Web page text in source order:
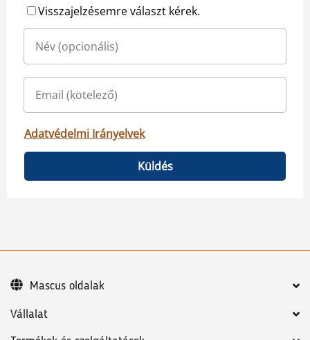
Visszajelzésemre választ kérek.
Adatvédelmi Irányelvek
Küldés
Vállalat
Mascus oldalak